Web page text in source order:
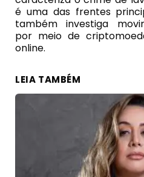
é uma das frentes
também investiga
por meio de
online.
LEIA TAMBÉM